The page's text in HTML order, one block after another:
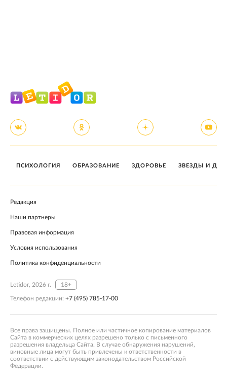
ПСИХОЛОГИЯ ОБРАЗОВАНИЕ ЗДОРОВЬЕ ЗВЕЗДЫ И
Редакция
Наши партнеры
Правовая информация
Условия использования
Политика конфиденциальности
Letidor, 2026 г. 18+
Телефон редакции: +7 (495) 785-17-00
Все права защищены. Полное или частичное копирование материалов
Сайта в коммерческих целях разрешено только с письменного
разрешения владельца Сайта. В случае обнаружения нарушений,
виновные лица могут быть привлечены к ответственности в
соответствии с действующим законодательством Российской
Федерации.